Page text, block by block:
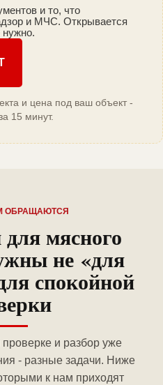
и то, что
и МЧС. Открывается
нужно.
и цена под ваш объект -
15 минут.
ОБРАЩАЮТСЯ
мясного
не «для
спокойной
проверке и разбор уже
- разные задачи. Ниже
к нам приходят